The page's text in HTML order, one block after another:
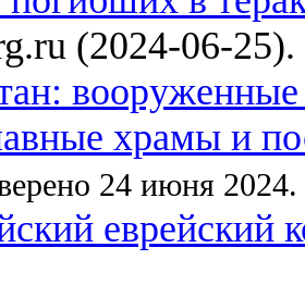
(2024-06-25).
храмы и
24 июня 2024.
еврейский